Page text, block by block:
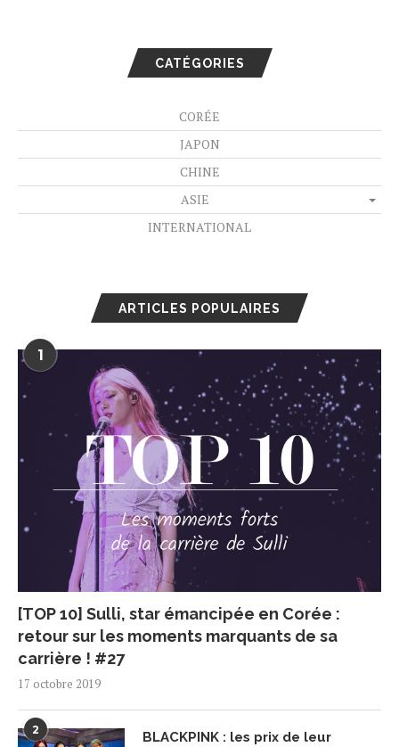
CATÉGORIES
CORÉE
JAPON
CHINE
ASIE
INTERNATIONAL
ARTICLES POPULAIRES
1
[TOP 10] Sulli, star émancipée en Corée :
retour sur les moments marquants de sa
carrière ! #27
17 octobre 2019
2
BLACKPINK : les prix de leur